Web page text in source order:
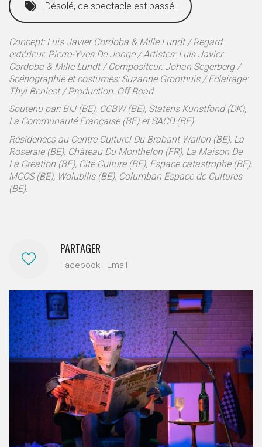
Désolé, ce spectacle est passé.
Concept: Luis Javier Cordoba & Mille Lundt / Regard
extérieur: Pierre-Yves De Jonge / Artistes: Luis Javier
Cordoba & Mille Lundt / Compositeur: Johan Segerberg /
Scénographie et costumes: Suzanne Groothuis / Eclairage:
Thyl Beniest / Production: Off Road
Soutenu par: BIJ (BE), CCBW (BE), Statens Kunstfond (DK),
La Communauté Française (BE) et SACD (BE)
Résidences au Centre Culturel Du Brabant Wallon (BE), La
Roseraie (BE), Château Du Monthelon (FR), La Maison De
La Création (BE), Cité Culture (BE), Espace catastrophe (BE),
MCCS (BE), Wolubilis (BE), Columban Espace de Cultures
(BE).
PARTAGER
Facebook Email